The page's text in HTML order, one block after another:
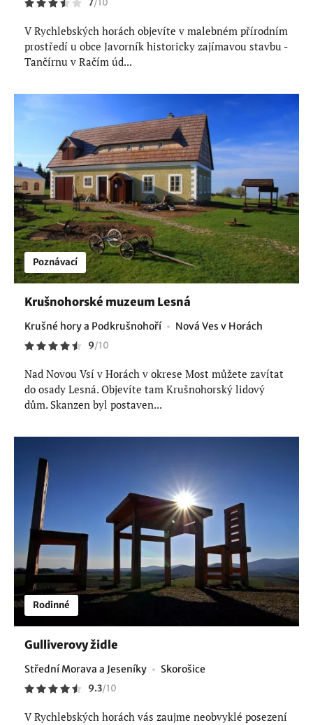
7/10
V Rychlebských horách objevíte v malebném přírodním
prostředí u obce Javorník historicky zajímavou stavbu -
Tančírnu v Račím úd...
Poznávací
Krušnohorské muzeum Lesná
Krušné hory a Podkrušnohoří Nová Ves v Horách
9/10
Nad Novou Vsí v Horách v okrese Most můžete zavítat
do osady Lesná. Objevíte tam Krušnohorský lidový
dům. Skanzen byl postaven...
Rodinné
Gulliverovy židle
Střední Morava a Jeseníky Skorošice
9.3/10
V Rychlebských horách vás zaujme neobvyklé posezení